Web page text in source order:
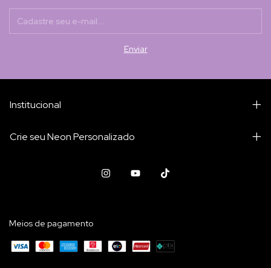
Institucional
Crie seu Neon Personalizado
Meios de pagamento